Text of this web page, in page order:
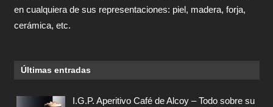
en cualquiera de sus representaciones: piel, madera, forja,
cerámica, etc.
Últimas entradas
I.G.P. Aperitivo Café de Alcoy – Todo sobre su